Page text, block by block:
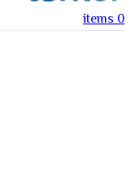
0
items